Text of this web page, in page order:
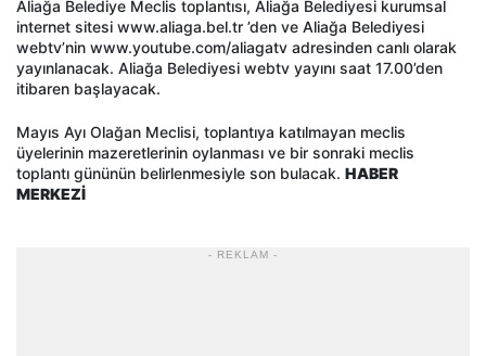
Aliağa Belediye Meclis toplantısı, Aliağa Belediyesi kurumsal
internet sitesi www.aliaga.bel.tr ’den ve Aliağa Belediyesi
webtv’nin www.youtube.com/aliagatv adresinden canlı olarak
yayınlanacak. Aliağa Belediyesi webtv yayını saat 17.00’den
itibaren başlayacak.
Mayıs Ayı Olağan Meclisi, toplantıya katılmayan meclis
üyelerinin mazeretlerinin oylanması ve bir sonraki meclis
toplantı gününün belirlenmesiyle son bulacak. HABER
MERKEZİ
- REKLAM -